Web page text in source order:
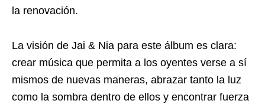
la renovación.
La visión de Jai & Nia para este álbum es clara:
crear música que permita a los oyentes verse a sí
mismos de nuevas maneras, abrazar tanto la luz
como la sombra dentro de ellos y encontrar fuerza